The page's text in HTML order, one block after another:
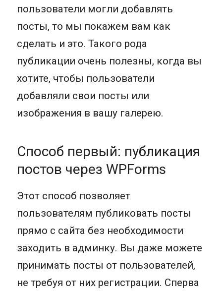
пользователи могли добавлять
посты, то мы покажем вам как
сделать и это. Такого рода
публикации очень полезны, когда вы
хотите, чтобы пользователи
добавляли свои посты или
изображения в вашу галерею.
Способ первый: публикация
постов через WPForms
Этот способ позволяет
пользователям публиковать посты
прямо с сайта без необходимости
заходить в админку. Вы даже можете
принимать посты от пользователей,
не требуя от них регистрации. Сперва